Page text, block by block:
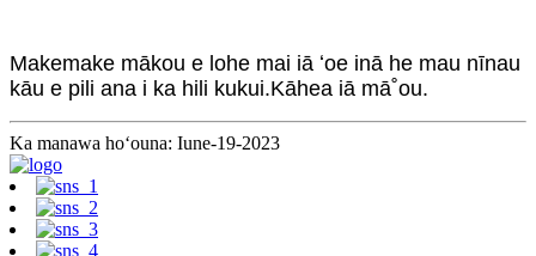
Makemake mākou e lohe mai iā ʻoe inā he mau nīnau
kāu e pili ana i ka hili kukui.Kāhea iā mā˚ou.
Ka manawa hoʻouna: Iune-19-2023